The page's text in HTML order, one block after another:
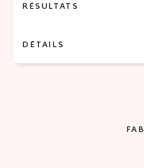
RÉSULTATS
DÉTAILS